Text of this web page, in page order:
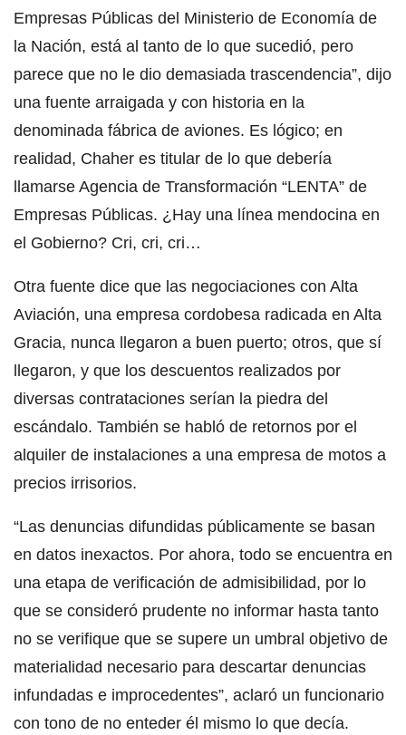
Empresas Públicas del Ministerio de Economía de
la Nación, está al tanto de lo que sucedió, pero
parece que no le dio demasiada trascendencia”, dijo
una fuente arraigada y con historia en la
denominada fábrica de aviones. Es lógico; en
realidad, Chaher es titular de lo que debería
llamarse Agencia de Transformación “LENTA” de
Empresas Públicas. ¿Hay una línea mendocina en
el Gobierno? Cri, cri, cri…
Otra fuente dice que las negociaciones con Alta
Aviación, una empresa cordobesa radicada en Alta
Gracia, nunca llegaron a buen puerto; otros, que sí
llegaron, y que los descuentos realizados por
diversas contrataciones serían la piedra del
escándalo. También se habló de retornos por el
alquiler de instalaciones a una empresa de motos a
precios irrisorios.
“Las denuncias difundidas públicamente se basan
en datos inexactos. Por ahora, todo se encuentra en
una etapa de verificación de admisibilidad, por lo
que se consideró prudente no informar hasta tanto
no se verifique que se supere un umbral objetivo de
materialidad necesario para descartar denuncias
infundadas e improcedentes”, aclaró un funcionario
con tono de no enteder él mismo lo que decía.